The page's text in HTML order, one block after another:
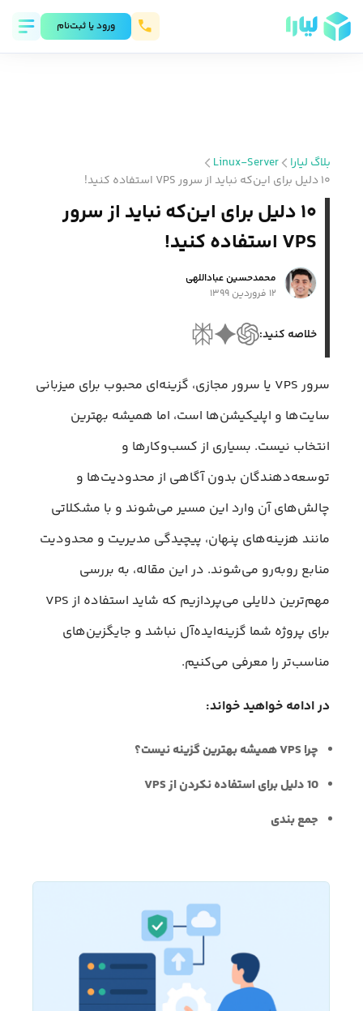
ورود يا ثبت‌نام
بلاگ لیارا
Linux-Server
۱۰ دلیل برای این‌که نباید از سرور VPS استفاده کنید!
۱۰ دلیل برای این‌که نباید از سرور
VPS استفاده کنید!
محمد‌حسین عباداللهی
۱۲ فروردین ۱۳۹۹
خلاصه کنید:
سرور VPS یا سرور مجازی، گزینه‌ای محبوب برای میزبانی
سایت‌ها و اپلیکیشن‌‌ها است، اما همیشه بهترین
انتخاب نیست. بسیاری از کسب‌وکارها و
توسعه‌دهندگان بدون آگاهی از محدودیت‌ها و
چالش‌های آن وارد این مسیر می‌شوند و با مشکلاتی
مانند هزینه‌های پنهان، پیچیدگی مدیریت و محدودیت
منابع روبه‌رو می‌شوند. در این مقاله، به بررسی
مهم‌ترین دلایلی می‌پردازیم که شاید استفاده از VPS
برای پروژه شما گزینه‌ایده‌آل نباشد و جایگزین‌های
مناسب‌تر را معرفی می‌کنیم.
در ادامه خواهید خواند:
چرا VPS همیشه بهترین گزینه نیست؟
10 دلیل برای استفاده نکردن از VPS
جمع بندی